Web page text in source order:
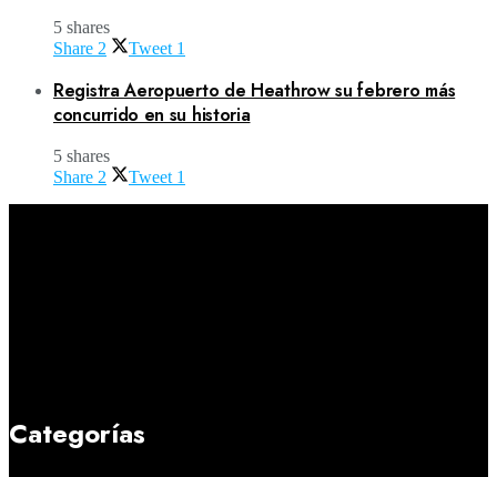
5 shares
Share 2 Tweet 1
Registra Aeropuerto de Heathrow su febrero más
concurrido en su historia
5 shares
Share 2 Tweet 1
Categorías